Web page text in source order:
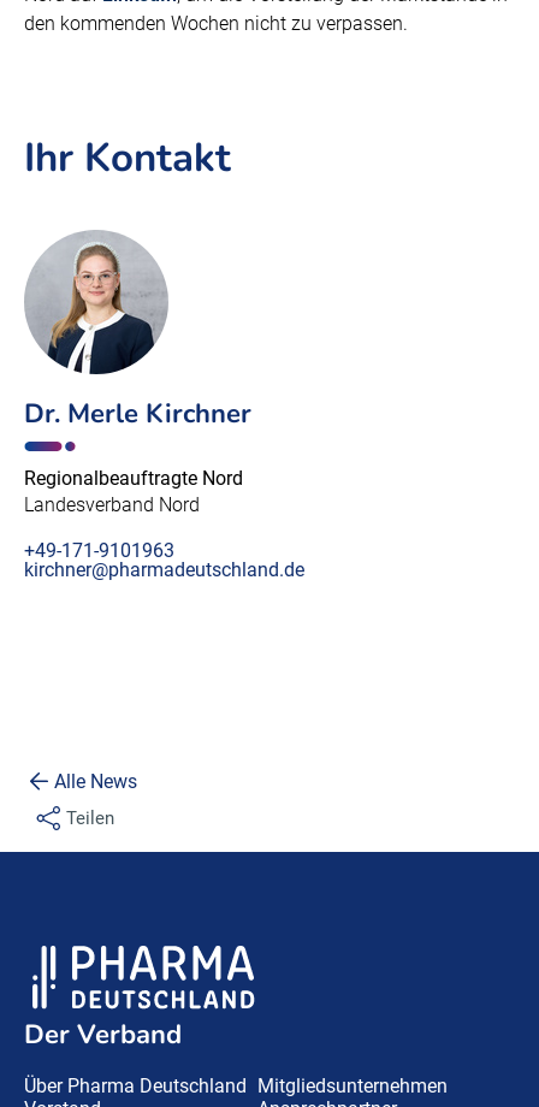
den kommenden Wochen nicht zu verpassen.
Ihr Kontakt
Dr. Merle Kirchner
Regionalbeauftragte Nord
Landesverband Nord
+49-171-9101963
kirchner@pharmadeutschland.de
Alle News
Teilen
Der Verband
Über Pharma Deutschland
Mitgliedsunternehmen